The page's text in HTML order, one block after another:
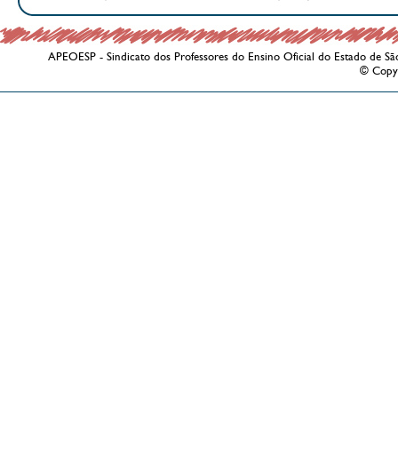
APEOESP - Sindicato dos Professores do Ensino Oficial do Estado de
©